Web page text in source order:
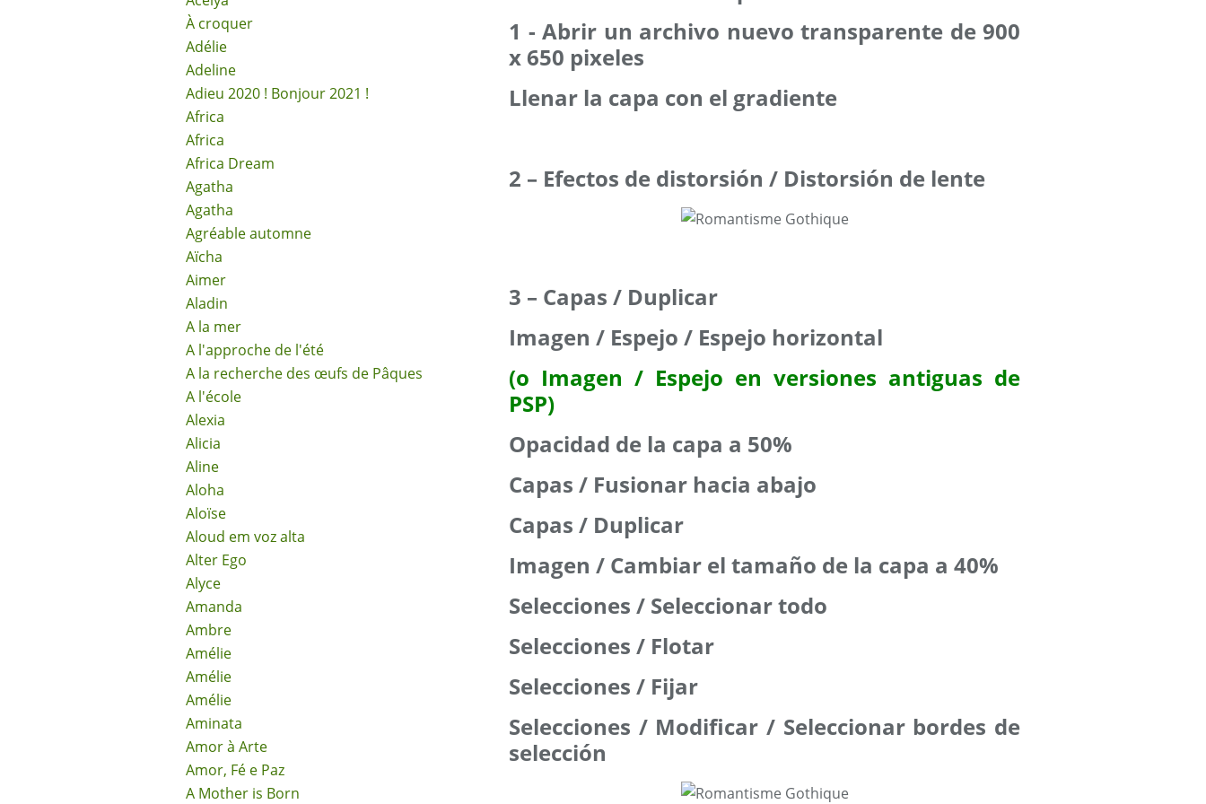
1 - Abrir un archivo nuevo transparente de 900
x 650 pixeles
Llenar la capa con el gradiente
2 – Efectos de distorsión / Distorsión de lente
3 – Capas / Duplicar
Imagen / Espejo / Espejo horizontal
(o Imagen / Espejo en versiones antiguas de
PSP)
Opacidad de la capa a 50%
Capas / Fusionar hacia abajo
Capas / Duplicar
Imagen / Cambiar el tamaño de la capa a 40%
Selecciones / Seleccionar todo
Selecciones / Flotar
Selecciones / Fijar
Selecciones / Modificar / Seleccionar bordes de
selección
À croquer
Adélie
Adeline
Adieu 2020 ! Bonjour 2021 !
Africa
Africa
Africa Dream
Agatha
Agatha
Agréable automne
Aïcha
Aimer
Aladin
A la mer
A l'approche de l'été
A la recherche des œufs de Pâques
A l'école
Alexia
Alicia
Aline
Aloha
Aloïse
Aloud em voz alta
Alter Ego
Alyce
Amanda
Ambre
Amélie
Amélie
Amélie
Aminata
Amor à Arte
Amor, Fé e Paz
A Mother is Born